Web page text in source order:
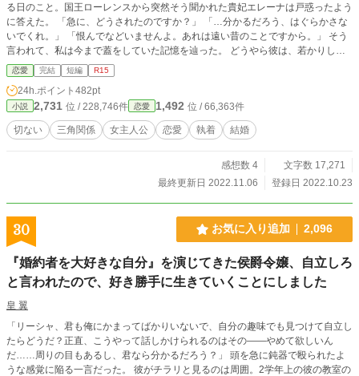
る日のこと。国王ローレンスから突然そう聞かれた貴妃エレーナは戸惑ったよう
に答えた。 「急に、どうされたのですか？」 「…分かるだろう、はぐらかさな
いでくれ。」 「恨んでなどいませんよ。あれは遠い昔のことですから。」 そう
言われて、私は今まで蓋をしていた記憶を辿った。 どうやら彼は、若かりし頃
に私とあの人の仲を引き裂いてしまったことを今も悔やんでいるらしい。 けれ
ど、もう安心してほしい。 私は既に、今世ではあの人と縁がなかったんだと諦
めている。 だから… 「陛下…！大変です、内乱が…」 え…？ ーーーーーーーー
ーーーーー ここは、どこ？ さっきまで内乱が… 「エレーナ？」 陛下…？ でも
若いわ。 バッと自分の顔を触る。 するとそこにはハリもあってモチモチとし
た、まるで若い頃の私の肌があった。 懐かしい空間と若い肌…まさか私、昔の
恋愛 完結 短編 R15
24h.ポイント 482pt
小説 2,731 位 / 228,746件 恋愛 1,492 位 / 66,363件
切ない 三角関係 女主人公 恋愛 執着 結婚
感想数 4
文字数 17,271
最終更新日 2022.11.06
登録日 2022.10.23
30 お気に入り追加 2,096
『婚約者を大好きな自分』を演じてきた侯爵令嬢、自立しろ
と言われたので、好き勝手に生きていくことにしました
皇 翼
「リーシャ、君も俺にかまってばかりいないで、自分の趣味でも見つけて自立し
たらどうだ？正直、こうやって話しかけられるのはその――やめて欲しいん
だ……周りの目もあるし、君なら分かるだろう？」 頭を急に鈍器で殴られたよ
うな感覚に陥る一言だった。 彼がチラリと見るのは周囲。2学年上の彼の教室の